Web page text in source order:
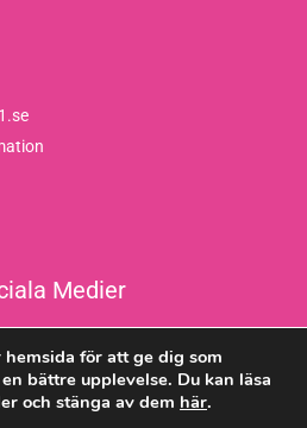
Medier
för att ge dig som
bättre upplevelse. Du kan läsa
och stänga av dem här.